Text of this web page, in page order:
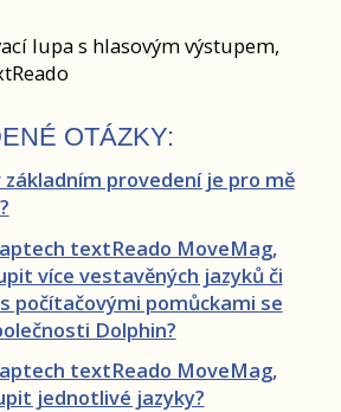
lupa s hlasovým výstupem,
OTÁZKY:
provedení je pro mě
textReado MoveMag,
více vestavěných jazyků či
počítačovými pomůckami se
Dolphin?
textReado MoveMag,
jednotlivé jazyky?